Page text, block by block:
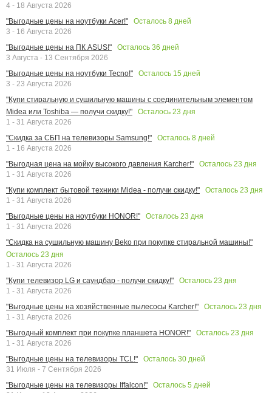
4 - 18 Августа 2026
"Выгодные цены на ноутбуки Acer!"
Осталось 8 дней
3 - 16 Августа 2026
"Выгодные цены на ПК ASUS!"
Осталось 36 дней
3 Августа - 13 Сентября 2026
"Выгодные цены на ноутбуки Tecno!"
Осталось 15 дней
3 - 23 Августа 2026
"Купи стиральную и сушильную машины с соединительным элементом
Midea или Toshiba — получи скидку!"
Осталось 23 дня
1 - 31 Августа 2026
"Скидка за СБП на телевизоры Samsung!"
Осталось 8 дней
1 - 16 Августа 2026
"Выгодная цена на мойку высокого давления Karcher!"
Осталось 23 дня
1 - 31 Августа 2026
"Купи комплект бытовой техники Midea - получи скидку!"
Осталось 23 дня
1 - 31 Августа 2026
"Выгодные цены на ноутбуки HONOR!"
Осталось 23 дня
1 - 31 Августа 2026
"Скидка на сушильную машину Beko при покупке стиральной машины!"
Осталось 23 дня
1 - 31 Августа 2026
"Купи телевизор LG и саундбар - получи скидку!"
Осталось 23 дня
1 - 31 Августа 2026
"Выгодные цены на хозяйственные пылесосы Karcher!"
Осталось 23 дня
1 - 31 Августа 2026
"Выгодный комплект при покупке планшета HONOR!"
Осталось 23 дня
1 - 31 Августа 2026
"Выгодные цены на телевизоры TCL!"
Осталось 30 дней
31 Июля - 7 Сентября 2026
"Выгодные цены на телевизоры Iffalcon!"
Осталось 5 дней